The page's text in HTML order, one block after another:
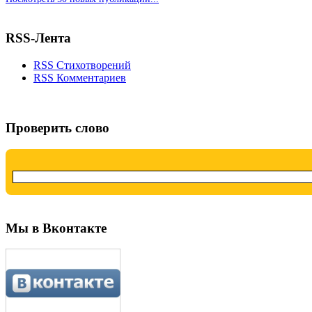
RSS-Лента
RSS Стихотворений
RSS Комментариев
Проверить слово
Мы в Вконтакте